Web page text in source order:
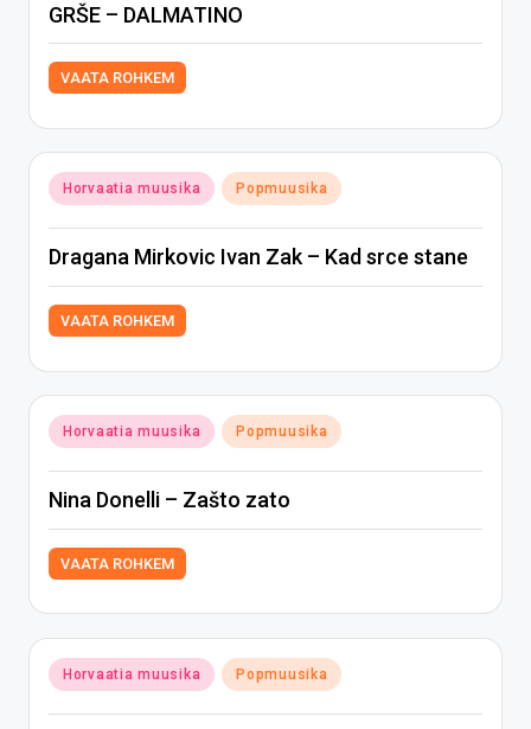
GRŠE – DALMATINO
VAATA ROHKEM
Posted
in
Horvaatia muusika Popmuusika
Dragana Mirkovic Ivan Zak – Kad srce stane
VAATA ROHKEM
Posted
in
Horvaatia muusika Popmuusika
Nina Donelli – Zašto zato
VAATA ROHKEM
Posted
in
Horvaatia muusika Popmuusika